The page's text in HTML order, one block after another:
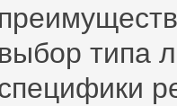
выбор типа